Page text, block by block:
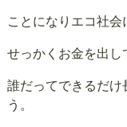
ことになりエコ社会
せっかくお金を出し
誰だってできるだけ
う。